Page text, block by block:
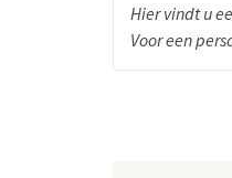
Hier vindt u
Voor een